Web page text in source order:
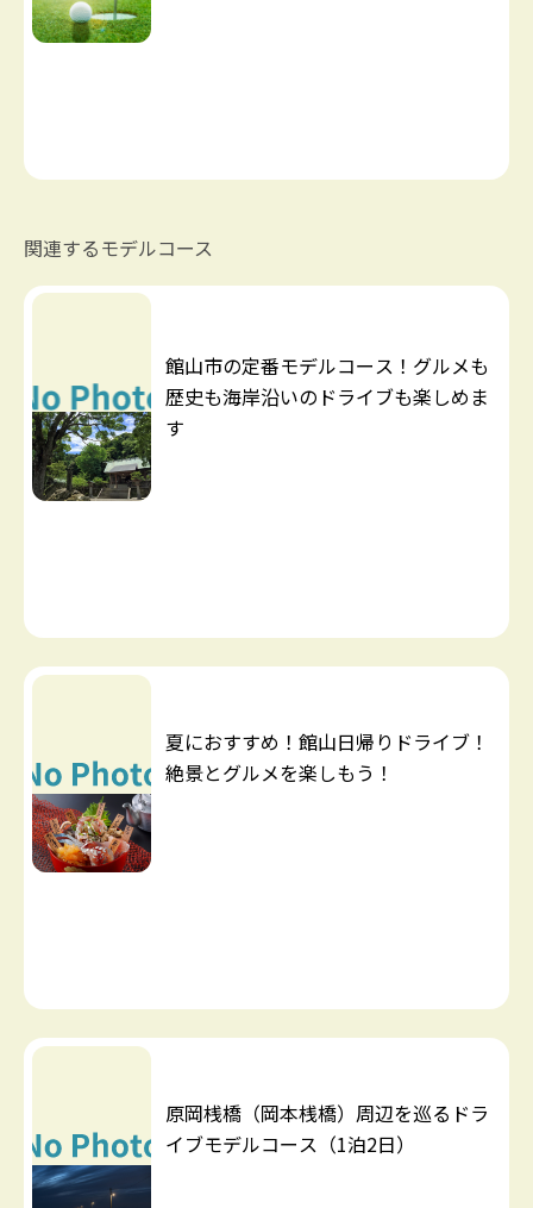
関連するモデルコース
館山市の定番モデルコース！グルメも
歴史も海岸沿いのドライブも楽しめま
す
夏におすすめ！館山日帰りドライブ！
絶景とグルメを楽しもう！
原岡桟橋（岡本桟橋）周辺を巡るドラ
イブモデルコース（1泊2日）